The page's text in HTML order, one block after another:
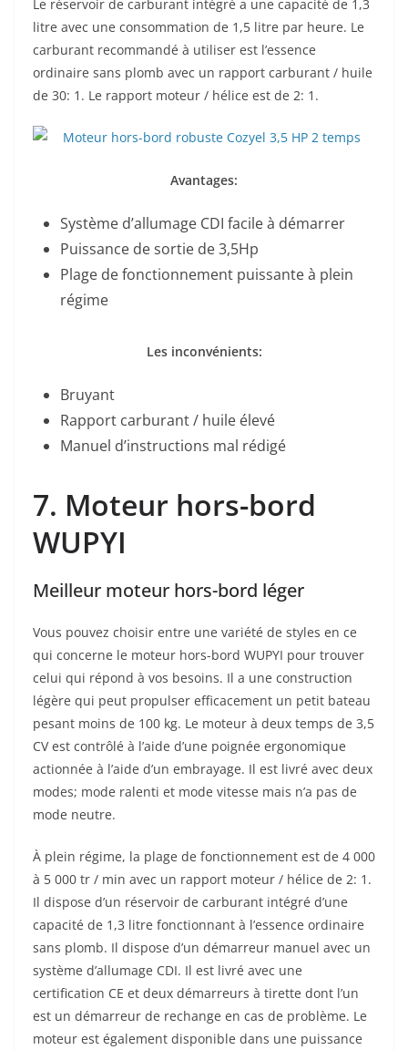
Le réservoir de carburant intégré a une capacité de 1,3
litre avec une consommation de 1,5 litre par heure. Le
carburant recommandé à utiliser est l’essence
ordinaire sans plomb avec un rapport carburant / huile
de 30: 1. Le rapport moteur / hélice est de 2: 1.
Avantages:
Système d’allumage CDI facile à démarrer
Puissance de sortie de 3,5Hp
Plage de fonctionnement puissante à plein
régime
Les inconvénients:
Bruyant
Rapport carburant / huile élevé
Manuel d’instructions mal rédigé
7. Moteur hors-bord
WUPYI
Meilleur moteur hors-bord léger
Vous pouvez choisir entre une variété de styles en ce
qui concerne le moteur hors-bord WUPYI pour trouver
celui qui répond à vos besoins. Il a une construction
légère qui peut propulser efficacement un petit bateau
pesant moins de 100 kg. Le moteur à deux temps de 3,5
CV est contrôlé à l’aide d’une poignée ergonomique
actionnée à l’aide d’un embrayage. Il est livré avec deux
modes; mode ralenti et mode vitesse mais n’a pas de
mode neutre.
À plein régime, la plage de fonctionnement est de 4 000
à 5 000 tr / min avec un rapport moteur / hélice de 2: 1.
Il dispose d’un réservoir de carburant intégré d’une
capacité de 1,3 litre fonctionnant à l’essence ordinaire
sans plomb. Il dispose d’un démarreur manuel avec un
système d’allumage CDI. Il est livré avec une
certification CE et deux démarreurs à tirette dont l’un
est un démarreur de rechange en cas de problème. Le
moteur est également disponible dans une puissance